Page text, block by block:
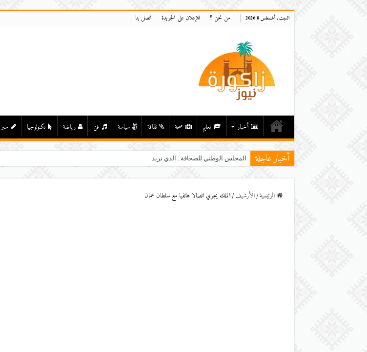
السبت , أغسطس 8 2026 من نحن ؟ للإعلان على الجريدة اتصل بنا
أخبار تعليم صحة ثقافة سياسة فن رياضة تكنولوجيا
أخبار عاجلة المجلس الوطني للصحافة.. الذي نريد
الرئيسية/اﻷرشيف/الملك يجري اتصالا هاتفيا مع سلطان عمان